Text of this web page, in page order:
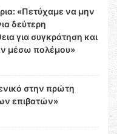
«Πετύχαμε να μην
δεύτερη
για συγκράτηση και
μέσω πολέμου»
στην πρώτη
επιβατών»